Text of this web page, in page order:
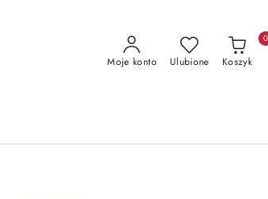
Moje konto Ulubione Koszyk
0